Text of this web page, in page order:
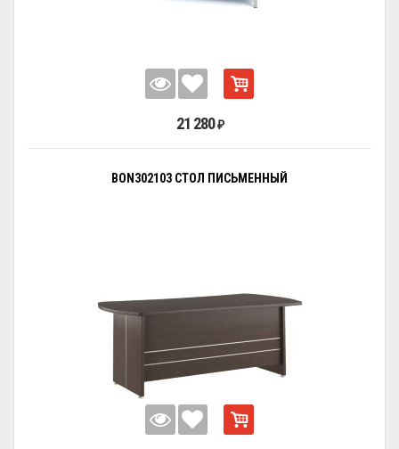
21 280 ₽
BON302103 СТОЛ ПИСЬМЕННЫЙ